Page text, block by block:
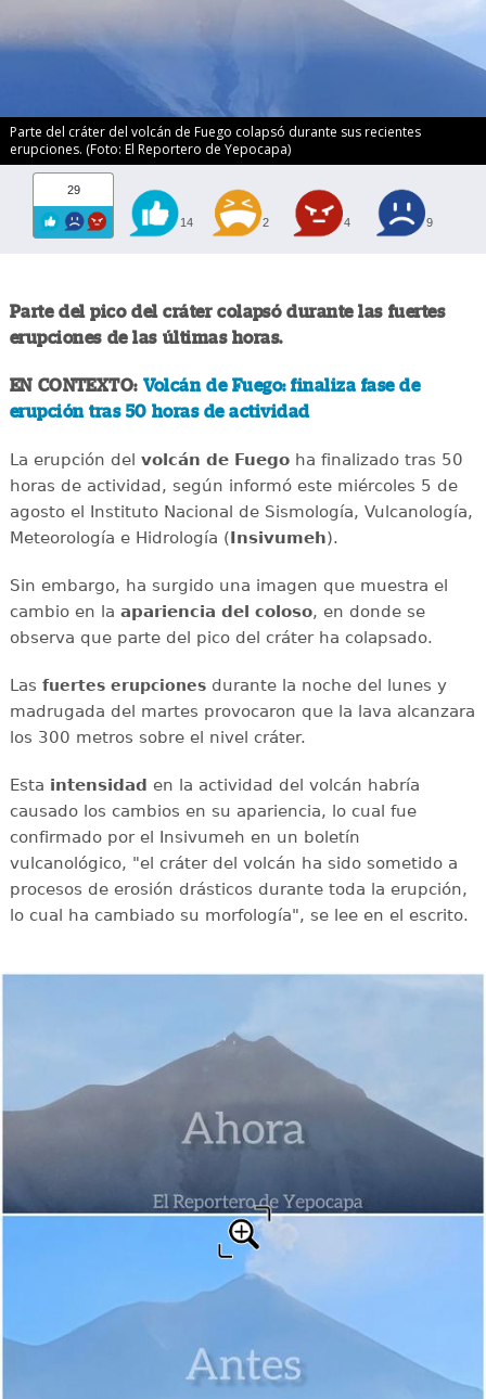
Parte del cráter del volcán de Fuego colapsó durante sus recientes
erupciones. (Foto: El Reportero de Yepocapa)
29
14 2 4 9
Parte del pico del cráter colapsó durante las fuertes
erupciones de las últimas horas.
EN CONTEXTO: Volcán de Fuego: finaliza fase de
erupción tras 50 horas de actividad
La erupción del volcán de Fuegoha finalizado tras 50
horas de actividad, según informó este miércoles 5 de
agosto el Instituto Nacional de Sismología, Vulcanología,
Meteorología e Hidrología (Insivumeh).
Sin embargo, ha surgido una imagen que muestra el
cambio en la apariencia del coloso, en donde se
observa que parte del pico del cráter ha colapsado.
Las fuertes erupcionesdurante la noche del lunes y
madrugada del martes provocaron que la lava alcanzara
los 300 metros sobre el nivel cráter.
Esta intensidad en la actividad del volcán habría
causado los cambios en su apariencia, lo cual fue
confirmado por el Insivumeh en un boletín
vulcanológico, "el cráter del volcán ha sido sometido a
procesos de erosión drásticos durante toda la erupción,
lo cual ha cambiado su morfología", se lee en el escrito.